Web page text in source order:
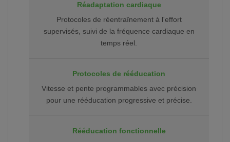
Réadaptation cardiaque
Protocoles de réentraînement à l'effort
supervisés, suivi de la fréquence cardiaque en
temps réel.
Protocoles de rééducation
Vitesse et pente programmables avec précision
pour une rééducation progressive et précise.
Rééducation fonctionnelle